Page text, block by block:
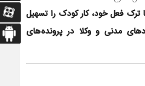
ترک فعل خود، کار کودک را تسهیل
مدنی و وکلا در پرونده‌های